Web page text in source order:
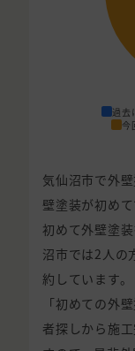
過去
今
気仙沼市で外
壁塗装が初めて
初めて外壁塗
沼市では2人の
約しています。
「初めての外
者探しから施